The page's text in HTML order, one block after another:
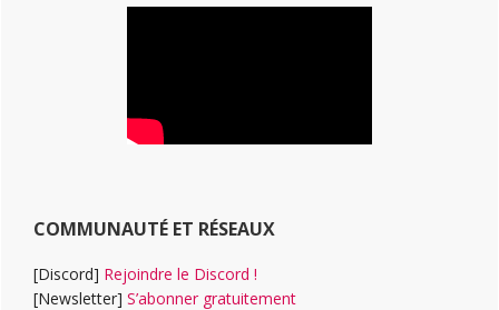
COMMUNAUTÉ ET RÉSEAUX
[Discord] Rejoindre le Discord !
[Newsletter] S’abonner gratuitement